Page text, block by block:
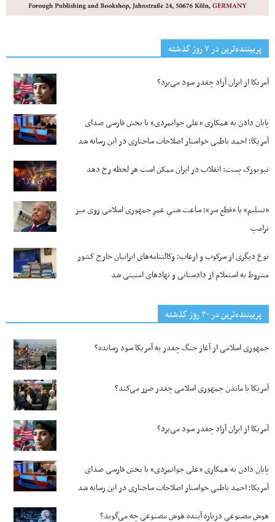
پربیننده‌ترین‌ در ۷ روز گذشته
آمریکا از ایران آزاد چقدر سود می‌برد؟
پایان دادن به همکاری «علی جوانمردی» با بخش فارسی صدای
آمریکا؛ احمد باطبی خواستار اصلاحات ساختاری در این رسانه شد
نیویورک پست: انقلاب در ایران ممکن است هر لحظه رخ دهد
«تسلیم» یا «قطع سر»؛ ساعت شنیِ عمرِ جمهوری اسلامی روی میز
ترامپ
نوع دیگری از سرکوب و ارعاب؛ وکالتنامه‌های ایرانیان خارج کشور
مشروط به استعلام از دادستانی و نهادهای امنیتی شد
پربیننده‌ترین‌ در ۳۰ روز گذشته
جمهوری اسلامی از آغاز جنگ چقدر به آمریکا سود رسانده؟
آمریکا با ماندن جمهوری اسلامی چقدر ضرر می‌کند؟
آمریکا از ایران آزاد چقدر سود می‌برد؟
پایان دادن به همکاری «علی جوانمردی» با بخش فارسی صدای
آمریکا؛ احمد باطبی خواستار اصلاحات ساختاری در این رسانه شد
هوش مصنوعی درباره آینده هوش مصنوعی چه می‌گوید؟